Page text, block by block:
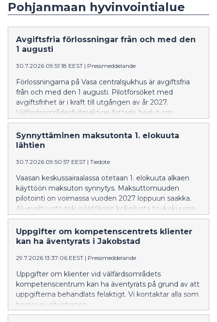
Pohjanmaan hyvinvointialue
Avgiftsfria förlossningar från och med den
1 augusti
30.7.2026 09:51:18 EEST | Pressmeddelande
Förlossningarna på Vasa centralsjukhus är avgiftsfria
från och med den 1 augusti. Pilotförsöket med
avgiftsfrihet är i kraft till utgången av år 2027.
Välfärdsområdesfullmäktige fattade beslut om
försöket i maj. De blivande föräldrarna har under
förlossningsförberedelsen berättat att de är nöjda med
avgiftsfriheten.
Synnyttäminen maksutonta 1. elokuuta
lähtien
30.7.2026 09:50:57 EEST | Tiedote
Vaasan keskussairaalassa otetaan 1. elokuuta alkaen
käyttöön maksuton synnytys. Maksuttomuuden
pilotointi on voimassa vuoden 2027 loppuun saakka.
Aluevaltuusto teki päätöksen kokeilusta toukokuussa.
Tulevat vanhemmat ovat synnytysvalmennuksissa
kertoneet olevansa tyytyväisiä maksuttomuuteen.
Uppgifter om kompetenscentrets klienter
kan ha äventyrats i Jakobstad
29.7.2026 13:37:06 EEST | Pressmeddelande
Uppgifter om klienter vid välfärdsområdets
kompetenscentrum kan ha äventyrats på grund av att
uppgifterna behandlats felaktigt. Vi kontaktar alla som
berörs av situationen.